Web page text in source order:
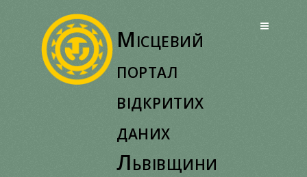
Місцевий
портал
відкритих
даних
Львівщини